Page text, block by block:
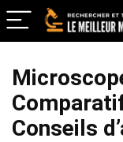
Conseils